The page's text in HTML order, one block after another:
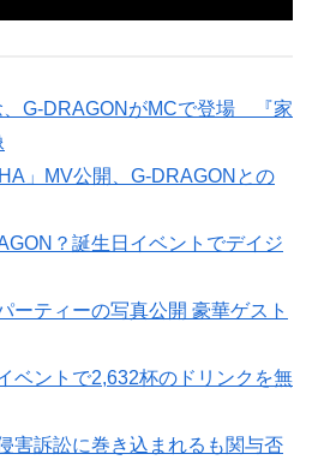
、G-DRAGONがMCで登場 『家
」MV公開、G-DRAGONとの
？誕生日イベントでデイジ
ーティーの写真公開 豪華ゲスト
ベントで2,632杯のドリンクを無
害訴訟に巻き込まれるも関与否